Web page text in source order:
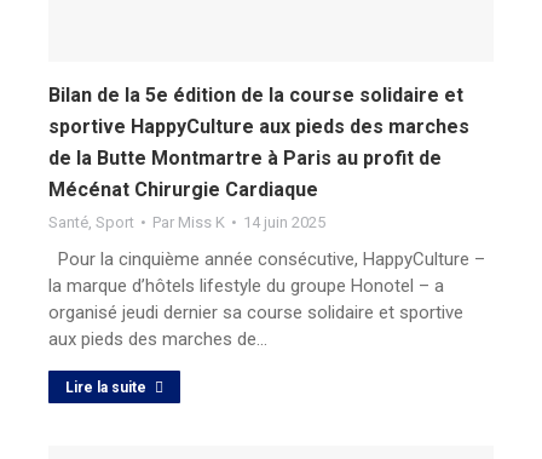
Bilan de la 5e édition de la course solidaire et
sportive HappyCulture aux pieds des marches
de la Butte Montmartre à Paris au profit de
Mécénat Chirurgie Cardiaque
Santé, Sport Par Miss K 14 juin 2025
Pour la cinquième année consécutive, HappyCulture –
la marque d’hôtels lifestyle du groupe Honotel – a
organisé jeudi dernier sa course solidaire et sportive
aux pieds des marches de…
Lire la suite